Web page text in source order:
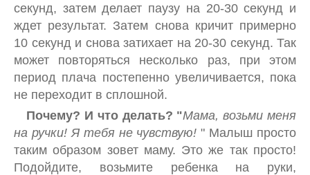
ПЕЛЕНАЛЬНЫЙ СТОЛИК
СТРИБУНЫ
КАРНАВАЛЬНЫЕ НОВОГОДНИЕ КОСТЮМЫ
РАЗВИВАЮЩИЕ ИГРУШКИ
МЕБЕЛЬ ДЛЯ ІВЕНТА
секунд, затем делает паузу на 20-30 секунд и
ждет результат. Затем снова кричит примерно
10 секунд и снова затихает на 20-30 секунд. Так
может повторяться несколько раз, при этом
период плача постепенно увеличивается, пока
не переходит в сплошной.
Почему? И что делать? "Мама, возьми меня
на ручки! Я тебя не чувствую! " Малыш просто
таким образом зовет маму. Это же так просто!
Подойдите, возьмите ребенка на руки,